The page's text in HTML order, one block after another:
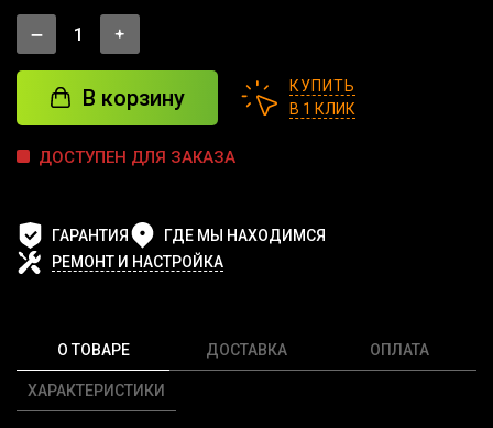
В корзину
КУПИТЬ
В 1 КЛИК
ДОСТУПЕН ДЛЯ ЗАКАЗА
ГАРАНТИЯ
ГДЕ МЫ НАХОДИМСЯ
РЕМОНТ И НАСТРОЙКА
О ТОВАРЕ
ХАРАКТЕРИСТИКИ
ДОСТАВКА ОПЛАТА